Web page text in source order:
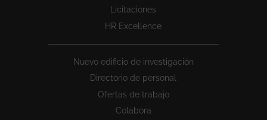
Licitaciones
HR Excellence
Nuevo edificio de investigación
Directorio de personal
Ofertas de trabajo
Colabora